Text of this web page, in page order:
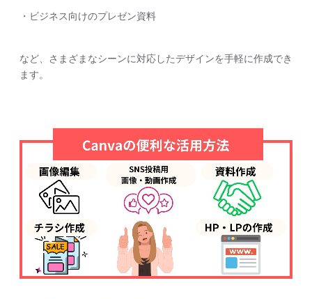
・ビジネス向けのプレゼン資料
など、さまざまなシーンに対応したデザインを手軽に作成でき
ます。